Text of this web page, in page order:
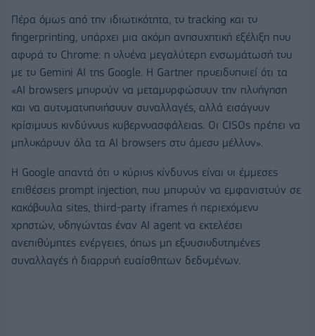
Πέρα όμως από την ιδιωτικότητα, το tracking και το
fingerprinting, υπάρχει μια ακόμη ανησυχητική εξέλιξη που
αφορά το Chrome: η ολοένα μεγαλύτερη ενσωμάτωσή του
με το Gemini AI της Google. Η Gartner προειδοποιεί ότι τα
«AI browsers μπορούν να μεταμορφώσουν την πλοήγηση
και να αυτοματοποιήσουν συναλλαγές, αλλά εισάγουν
κρίσιμους κινδύνους κυβερνοασφάλειας. Οι CISOs πρέπει να
μπλοκάρουν όλα τα AI browsers στο άμεσο μέλλον».
Η Google απαντά ότι ο κύριος κίνδυνος είναι οι έμμεσες
επιθέσεις prompt injection, που μπορούν να εμφανιστούν σε
κακόβουλα sites, third-party iframes ή περιεχόμενο
χρηστών, οδηγώντας έναν AI agent να εκτελέσει
ανεπιθύμητες ενέργειες, όπως μη εξουσιοδοτημένες
συναλλαγές ή διαρροή ευαίσθητων δεδομένων.